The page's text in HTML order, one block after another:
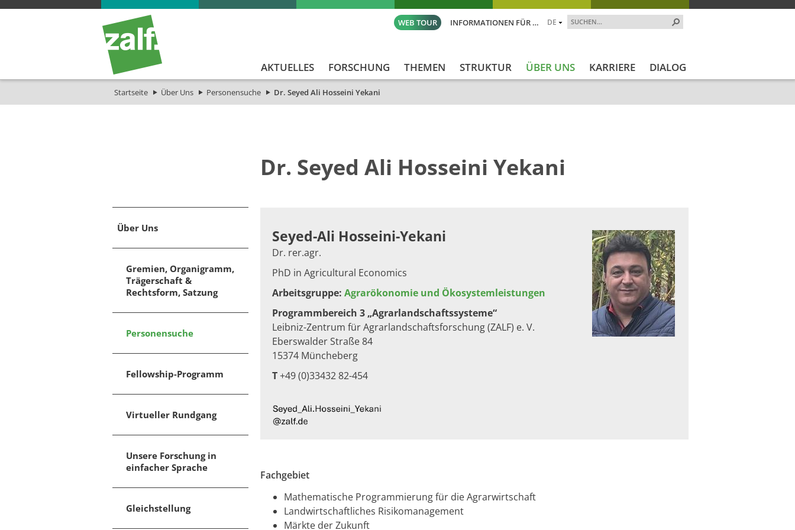
DE
INFORMATIONEN FÜR …
WEB TOUR
AKTUELLES FORSCHUNG THEMEN STRUKTUR ÜBER UNS KARRIERE DIALOG
Startseite Über Uns Personensuche Dr. Seyed Ali Hosseini Yekani
Über Uns
Gremien, Organigramm,
Trägerschaft &
Rechtsform, Satzung
Personensuche
Fellowship-Programm
Virtueller Rundgang
Unsere Forschung in
einfacher Sprache
Gleichstellung
Dr. Seyed Ali Hosseini Yekani
​​​​​​​​​​​​​​​​Seyed-Ali Hosseini-Yekani
Dr. rer.agr.
PhD in Agricultural Economics
Arbeitsgruppe: Agrarökonomie und Ökosystemleistungen
Programmbereich 3 „Agrarlandschaftssysteme“
Leibniz-Zentrum für Agrarlandschaftsforschung (ZALF) e. V.
Eberswalder Straße 84
15374 Müncheberg​
T+49 (0)33432 82-454​ ​
Fachgebiet
Mathematische Programmierung für die Agrarwirtschaft
Landwirtschaftliches Risikomanagement
Märkte der Zukunft